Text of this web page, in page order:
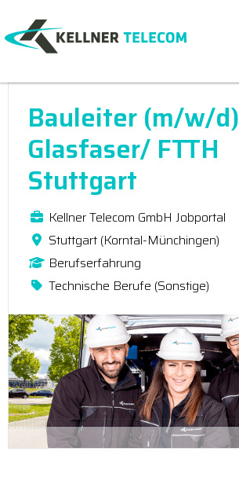
Bauleiter (m/w/d)
Glasfaser/ FTTH
Stuttgart
Kellner Telecom GmbH Jobportal
Stuttgart (Korntal-Münchingen)
Berufserfahrung
Technische Berufe (Sonstige)